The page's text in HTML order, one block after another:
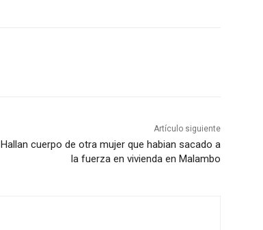
Artículo siguiente
Hallan cuerpo de otra mujer que habian sacado a
la fuerza en vivienda en Malambo